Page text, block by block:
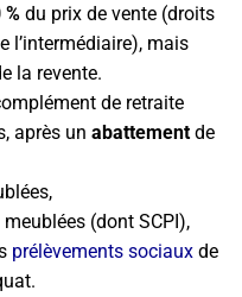
% du prix de vente (droits
l’intermédiaire), mais
la revente.
de retraite
après un abattement de
(dont SCPI),
prélèvements sociaux de